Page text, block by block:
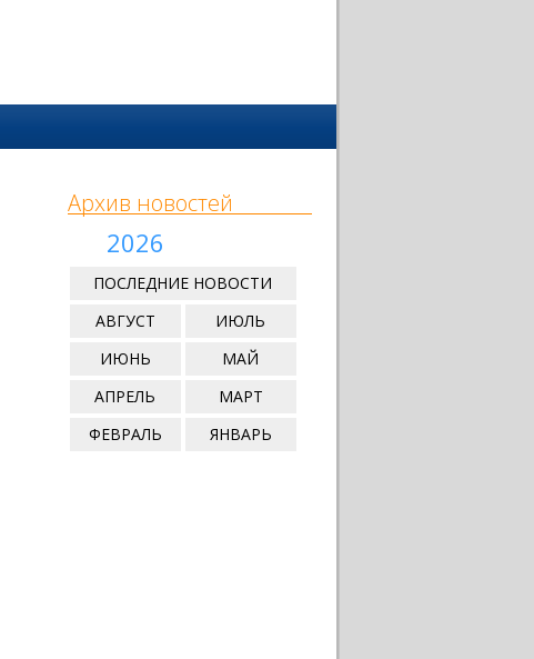
Архив новостей
2026
ПОСЛЕДНИЕ НОВОСТИ
АВГУСТ
ИЮЛЬ
ИЮНЬ
МАЙ
АПРЕЛЬ
МАРТ
ФЕВРАЛЬ
ЯНВАРЬ